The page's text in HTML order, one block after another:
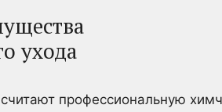
ухода
профессиональную